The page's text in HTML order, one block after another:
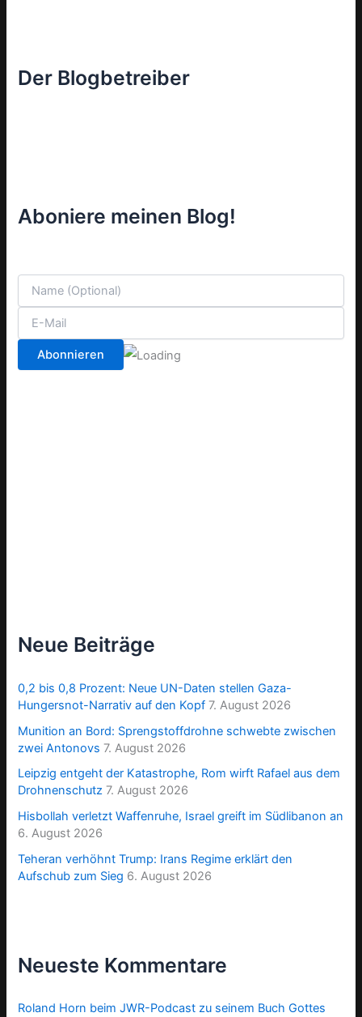
Der Blogbetreiber
Aboniere meinen Blog!
Neue Beiträge
0,2 bis 0,8 Prozent: Neue UN-Daten stellen Gaza-
Hungersnot-Narrativ auf den Kopf 7. August 2026
Munition an Bord: Sprengstoffdrohne schwebte zwischen
zwei Antonovs 7. August 2026
Leipzig entgeht der Katastrophe, Rom wirft Rafael aus dem
Drohnenschutz 7. August 2026
Hisbollah verletzt Waffenruhe, Israel greift im Südlibanon an
6. August 2026
Teheran verhöhnt Trump: Irans Regime erklärt den
Aufschub zum Sieg 6. August 2026
Neueste Kommentare
Roland Horn beim JWR-Podcast zu seinem Buch Gottes